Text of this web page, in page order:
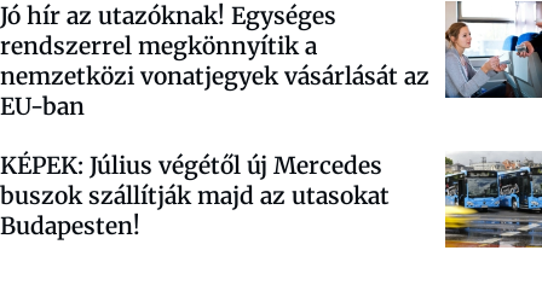
Jó hír az utazóknak! Egységes
rendszerrel megkönnyítik a
nemzetközi vonatjegyek vásárlását az
EU-ban
KÉPEK: Július végétől új Mercedes
buszok szállítják majd az utasokat
Budapesten!